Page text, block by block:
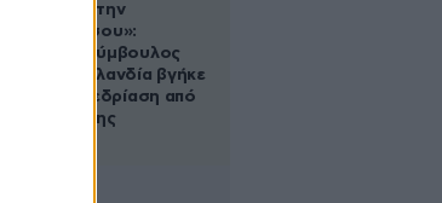
«Βλέπουμε την
μπουγάδα σου»:
Δημοτική σύμβουλος
στη Νέα Ζηλανδία βγήκε
live σε συνεδρίαση από
το μπάνιο της